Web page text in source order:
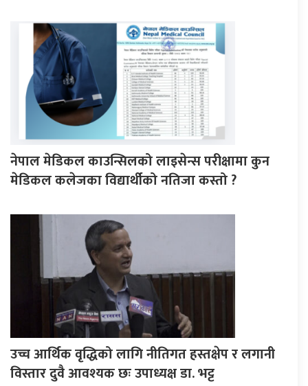
नेपाल मेडिकल काउन्सिलको लाइसेन्स परीक्षामा कुन
मेडिकल कलेजका विद्यार्थीको नतिजा कस्तो ?
उच्च आर्थिक वृद्धिको लागि नीतिगत हस्तक्षेप र लगानी
विस्तार दुवै आवश्यक छः उपाध्यक्ष डा. भट्ट